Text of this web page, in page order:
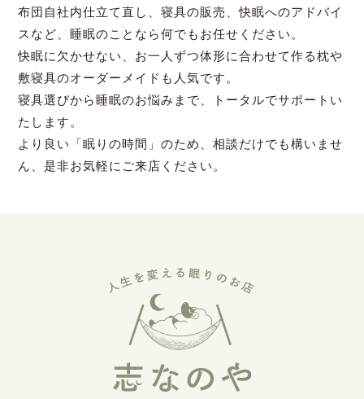
布団自社内仕立て直し、寝具の販売、快眠へのアドバイ
スなど、睡眠のことなら何でもお任せください。
快眠に欠かせない、お一人ずつ体形に合わせて作る枕や
敷寝具のオーダーメイドも人気です。
寝具選びから睡眠のお悩みまで、トータルでサポートい
たします。
より良い「眠りの時間」のため、相談だけでも構いませ
ん、是非お気軽にご来店ください。